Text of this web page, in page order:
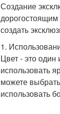
Создание
создать
1.
Цвет - это
использовать
можете
использовать